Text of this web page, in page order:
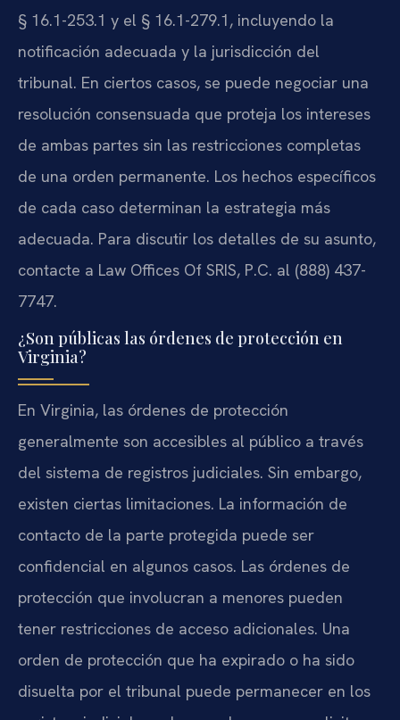
§ 16.1-253.1 y el § 16.1-279.1, incluyendo la
notificación adecuada y la jurisdicción del
tribunal. En ciertos casos, se puede negociar una
resolución consensuada que proteja los intereses
de ambas partes sin las restricciones completas
de una orden permanente. Los hechos específicos
de cada caso determinan la estrategia más
adecuada. Para discutir los detalles de su asunto,
contacte a Law Offices Of SRIS, P.C. al (888) 437-
7747.
¿Son públicas las órdenes de protección en
Virginia?
En Virginia, las órdenes de protección
generalmente son accesibles al público a través
del sistema de registros judiciales. Sin embargo,
existen ciertas limitaciones. La información de
contacto de la parte protegida puede ser
confidencial en algunos casos. Las órdenes de
protección que involucran a menores pueden
tener restricciones de acceso adicionales. Una
orden de protección que ha expirado o ha sido
disuelta por el tribunal puede permanecer en los